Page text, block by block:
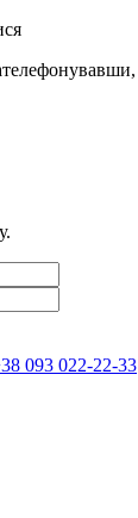
093 022-22-33